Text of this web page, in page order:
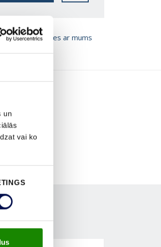
un
vai ko
Sazinies ar mums